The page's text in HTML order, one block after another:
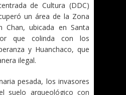
de Cultura (DDC)
un área de la Zona
Chan, ubicada en Santa
que colinda con los
y Huanchaco, que
ilegal.
pesada, los invasores
suelo arqueológico con